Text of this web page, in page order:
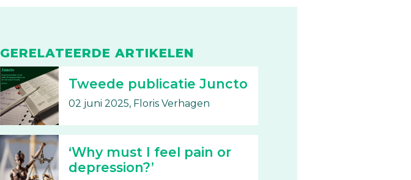
GERELATEERDE ARTIKELEN
Tweede publicatie Juncto
02 juni 2025, Floris Verhagen
‘Why must I feel pain or
depression?’